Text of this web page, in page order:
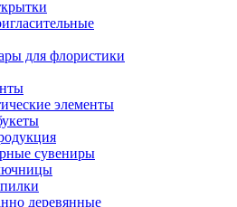
для флористики
элементы
сувениры
деревянные